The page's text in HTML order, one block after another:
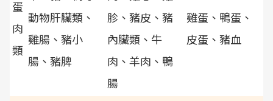
蛋
肉
類
動物肝臟類、
雞腸、豬小
腸、豬脾
胗、豬皮、豬
內臟類、牛
肉、羊肉、鴨
腸
雞蛋、鴨蛋、
皮蛋、豬血